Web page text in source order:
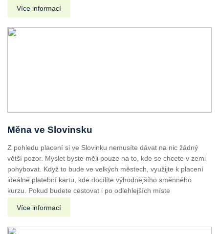
Více informací
Měna ve Slovinsku
Z pohledu placení si ve Slovinku nemusíte dávat na nic žádný
větší pozor. Myslet byste měli pouze na to, kde se chcete v zemi
pohybovat. Když to bude ve velkých městech, využijte k placení
ideálně platební kartu, kde docílíte výhodnějšího směnného
kurzu. Pokud budete cestovat i po odlehlejších míste
Více informací